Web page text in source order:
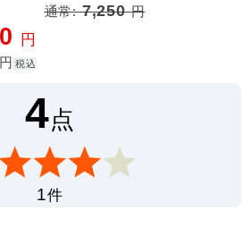
通常:7,250円
円
円 税込
4点
1件